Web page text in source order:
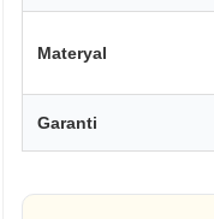
Materyal
Garanti